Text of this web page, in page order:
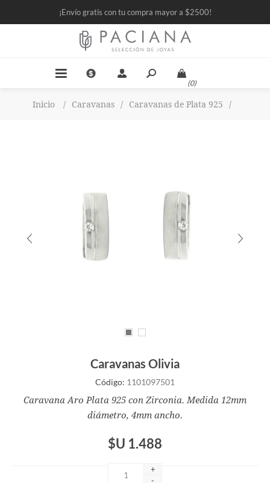
¡Envío gratis con tu compra mayor a $2500!
(0)
Inicio / Caravanas / Caravanas de Plata 925 /
Caravanas Olivia
Código: 1101097501
Caravana Aro Plata 925 con Zirconia. Medida 12mm
diámetro, 4mm ancho.
$U 1.488
+
-